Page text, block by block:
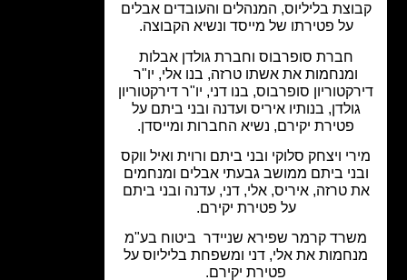
בליליוס, המנהלים והעובדים אבלים
על פטירתו של מייסד ונשיא הקבוצה.
חברת סופרבוס וחברת גולדן אבלות
ומנחמות את אשתו טרזה, בנו אלי, יו"ר
סופרבוס, בנו דני, יו"ר דירקטוריון
גולדן, בנותיו איריס ועדנה ובני ביתם על
פטירת יקירם, נשיא החברות ומייסדן.
ויצחק סלוקי ובני ביתם ורוית ואיל ווקס
ביתם ממושב גבעתי אבלים ומנחמים
טרזה, איריס, אלי, דני, עדנה ובני ביתם
על פטירת יקירם.
קרמר שפירא שניידרביטוח בע"מ
את אלי, דני ומשפחת בליליוס על
פטירת יקירם.